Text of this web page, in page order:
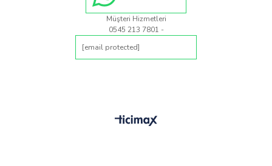
Müşteri Hizmetleri
0545 213 7801 -
[email protected]